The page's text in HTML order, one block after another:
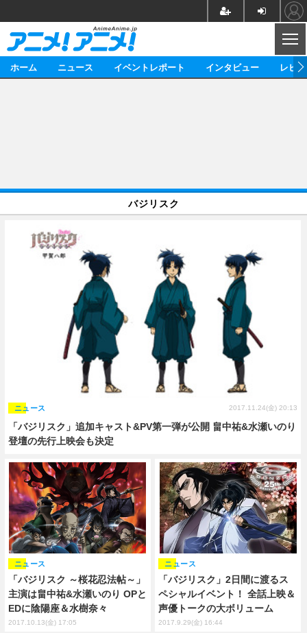
イベント
海外イベント ビジネス
俳優・タレント アーティスト
ビジネス
レビュー
アニメ 実写
書評
ゲーム 座談会
動画
アニメ
アニメ！アニメ！TV ABEMA Cafe
連載・コラム
ホーム ニュース イベントレポート インタビュー レビ
バジリスク
「バジリスク」追加キャスト&PV第一弾が公開 畠中祐&水瀬いのり
登壇の先行上映会も決定
ニュース 2017.11.24(金) 20:13
「バジリスク ～桜花忍法帖～」
主演は畠中祐&水瀬いのり OPと
EDに陰陽座＆水樹奈々
ニュース
2017.10.13(金) 17:05
「バジリスク」2日間に渡るス
ペシャルイベント！ 全話上映＆
声優トークの大ボリューム
ニュース
2017.9.29(金) 16:44